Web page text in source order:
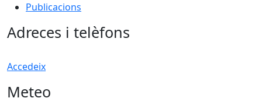
Publicacions
Adreces i telèfons
Accedeix
Meteo